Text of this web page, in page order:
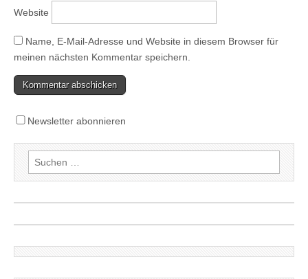
Website
Name, E-Mail-Adresse und Website in diesem Browser für
meinen nächsten Kommentar speichern.
Newsletter abonnieren
Suchen
nach: